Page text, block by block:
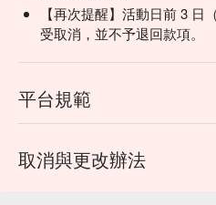
【再次提醒】活動日前 3
受取消，並不予退回款項。
平台規範
取消與更改辦法